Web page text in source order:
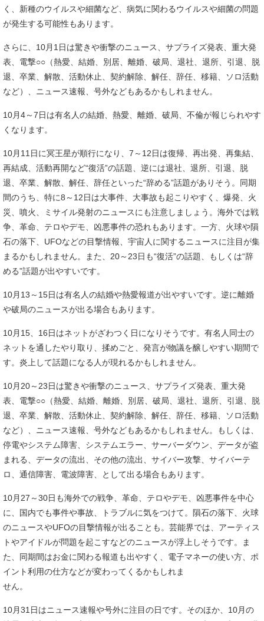
く、新種のウイルスや細菌など、病気に関わるウイルスや細菌の問題
が発生する可能性もあります。
さらに、10月1日は驚きや衝撃のニュース、サプライズ発表、重大発
表、電撃○○（熱愛、結婚、別居、離婚、破局、退社、退所、引退、脱
退、卒業、解散、活動休止、契約解除、解任、辞任、移籍、ソロ活動
など）、ニュース速報、号外などもあるかもしれません。
10月4～7日は有名人の結婚、熱愛、離婚、破局、不倫が報じられやす
くなります。
10月11日に冥王星が順行になり、7～12日は復帰、再出発、再集結、
再結成、活動再開など“復活”の話題、逆には退社、退所、引退、脱
退、卒業、解散、解任、辞任といった“辞める”話題がありそう。同期
間のうち、特に8～12日は大事件、大事故も起こりやすく、爆発、火
災、噴火、ミサイル発射のニュースにも注意しましょう。海外では戦
争、革命、テロやデモ、凶悪事件の恐れもあります。一方、火球や隕
石の落下、UFOなどの目撃情報、宇宙人に関するニュースに注目が集
まるかもしれません。また、20～23日も“復活”の話題、もしくは“辞
める”話題が出やすいです。
10月13～15日は有名人の結婚や熱愛報道が出やすいです。逆に離婚
や破局のニュースが出る場合もあります。
10月15、16日はネットがざわつく日になりそうです。有名人同士の
ネットを通したやり取り、揉めごと、発言が物議を醸しやすい期間で
す。炎上して話題になる人が現れるかもしれません。
10月20～23日は驚きや衝撃のニュース、サプライズ発表、重大発
表、電撃○○（熱愛、結婚、離婚、別居、破局、退社、退所、引退、脱
退、卒業、解散、活動休止、契約解除、解任、辞任、移籍、ソロ活動
など）、ニュース速報、号外などもあるかもしれません。もしくは、
停電やシステム障害、システムエラー、サーバーダウン、データが盗
まれる、データの流出、その他の流出、サイバー攻撃、サイバーテ
ロ、通信障害、電波障害、として出る場合もあります。
10月27～30日も海外での戦争、革命、テロやデモ、凶悪事件を中心
に、国内でも事件や事故、トラブルに気をつけて。隕石の落下、火球
のニュースやUFOの目撃情報が出ることも。芸能界では、アーティス
トやアイドルが問題を起こすなどのニュースが浮上しそうです。ま
た、同期間はお金に関わる報道も出やすく、電子マネーの使い方、ポ
イント利用の仕方などが変わってくるかもしれま
せん。
10月31日はニュース速報や号外に注目の日です。そのほか、10月の